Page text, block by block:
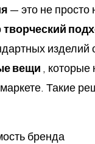
— это не просто
творческий
изделий
вещи , которые
Такие
бренда